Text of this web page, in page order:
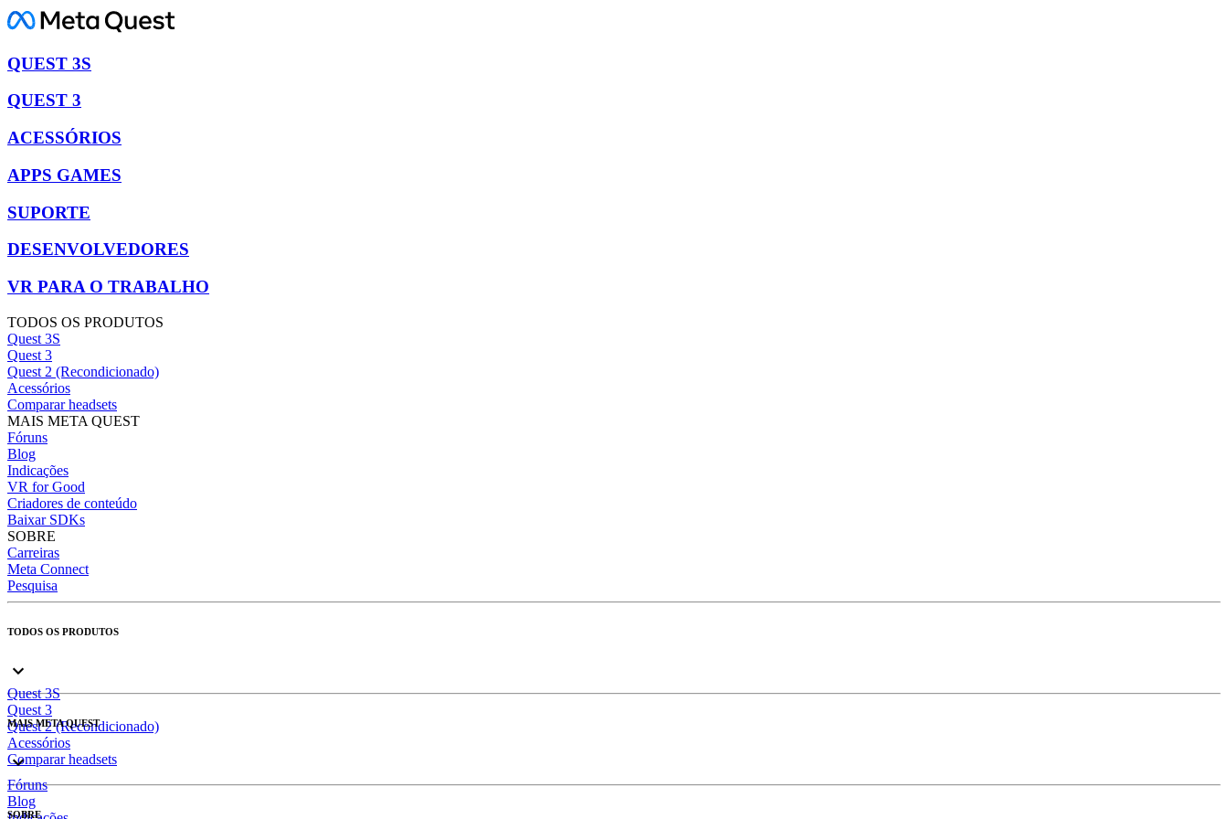
QUEST 3S
QUEST 3
ACESSÓRIOS
APPS GAMES
SUPORTE
DESENVOLVEDORES
VR PARA O TRABALHO
TODOS OS PRODUTOS
Quest 3S
Quest 3
Quest 2 (Recondicionado)
Acessórios
Comparar headsets
MAIS META QUEST
Fóruns
Blog
Indicações
VR for Good
Criadores de conteúdo
Baixar SDKs
SOBRE
Carreiras
Meta Connect
Pesquisa
TODOS OS PRODUTOS
Quest 3S
Quest 3
Quest 2 (Recondicionado)
Acessórios
Comparar headsets
MAIS META QUEST
Fóruns
Blog
SOBRE